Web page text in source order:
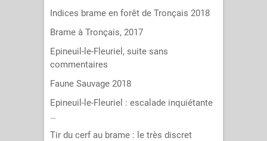
Indices brame en forêt de Tronçais 2018
Brame à Tronçais, 2017
Epineuil-le-Fleuriel, suite sans
commentaires
Faune Sauvage 2018
Epineuil-le-Fleuriel : escalade inquiétante
…
Tir du cerf au brame : le très discret